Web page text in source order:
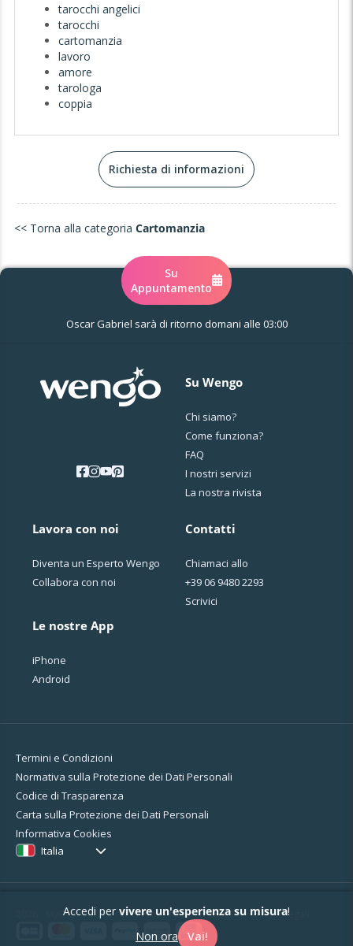
tarocchi angelici
tarocchi
cartomanzia
lavoro
amore
tarologa
coppia
Richiesta di informazioni
<< Torna alla categoria Cartomanzia
Su
Appuntamento
Oscar Gabriel sarà di ritorno domani alle 03:00
Su Wengo
Chi siamo?
Come funziona?
FAQ
I nostri servizi
La nostra rivista
Lavora con noi
Diventa un Esperto Wengo
Collabora con noi
Le nostre App
iPhone
Android
Contatti
Chiamaci allo
+39 06 9480 2293
Scrivici
Termini e Condizioni
Normativa sulla Protezione dei Dati Personali
Codice di Trasparenza
Carta sulla Protezione dei Dati Personali
Informativa Cookies
Italia
2026 - MyBestPro - 75 rue d'Amsterdam - 75008 Paris -Note legali
Accedi per vivere un'esperienza su misura!
Non ora
Vai!